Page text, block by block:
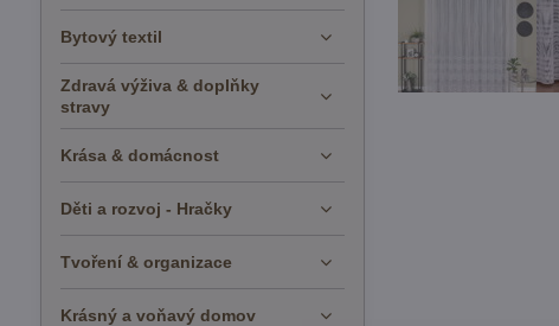
Bytový textil
Zdravá výživa & doplňky
stravy
Krása & domácnost
Děti a rozvoj - Hračky
Tvoření & organizace
Krásný a voňavý domov